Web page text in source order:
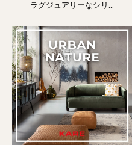
ラグジュアリーなシリ...